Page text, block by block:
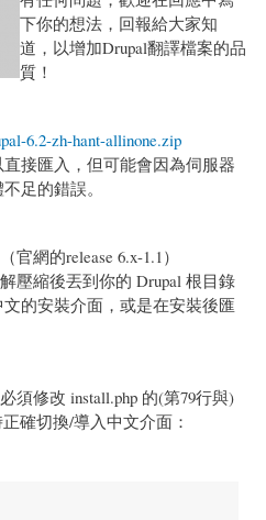
下你的想法，回報給大家知
道，以增加Drupal翻譯檔案的品
質！
6.2-zh-hant-allinone.zip
接匯入，但可能會因為伺服器
足的錯誤。
（官網的release 6.x-1.1）
壓縮後丟到你的 Drupal 根目錄
的安裝介面，或是在安裝後匯
須修改 install.php 的(第79行與)
確切換/導入中文介面：